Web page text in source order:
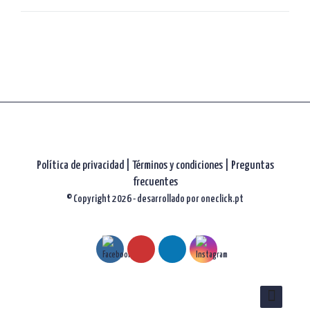
Política de privacidad| Términos y condiciones |
Preguntas
frecuentes
© Copyright 2026 - desarrollado por oneclick.pt